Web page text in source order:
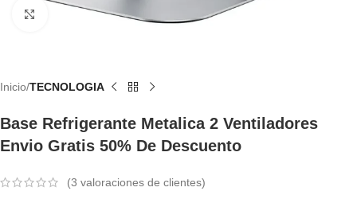
Haga Clic Para Ampliar
Inicio TECNOLOGIA
Base Refrigerante Metalica 2 Ventiladores
Envio Gratis 50% De Descuento
(3 valoraciones de clientes)